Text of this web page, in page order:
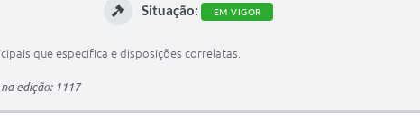
Situação: EM VIGOR
que especifica e disposições correlatas.
edição: 1117